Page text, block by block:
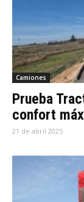
Camiones
Prueba
confort
21 de abril 2025